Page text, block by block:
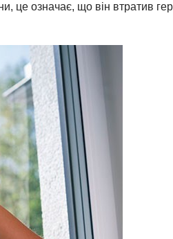
це означає, що він втратив